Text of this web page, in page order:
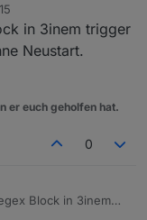
wohl leider nicht
am "Datenpunkt
jeder Änderung der
in 3inem trigger
Neustart.
er euch geholfen hat.
0
Block in 3inem